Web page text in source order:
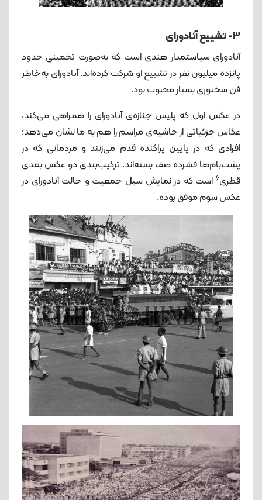
۳- تشییع آنادورای
آنادورای سیاستمدار هندی است که به‌صورت تخمینی حدود
پانزده میلیون نفر در تشییع او شرکت کرده‌اند. آنادورای به‌خاطر
فن سخنوری بسیار محبوب بود.
در عکس اول که پلیس جنازه‌ی آنادورای را همراهی می‌کند،
عکاس جزئیاتی از حاشیه‌ی مراسم را هم به ما نشان می‌دهد؛
افرادی که در پایین پراکنده قدم می‌زنند و مردمانی که در
پشت‌بام‌ها فشرده صف بسته‌اند. ترکیب‌بندی دو عکس بعدی
قطری6 است که در نمایش سیل جمعیت و حالت آنادورای در
عکس سوم موفق بوده.